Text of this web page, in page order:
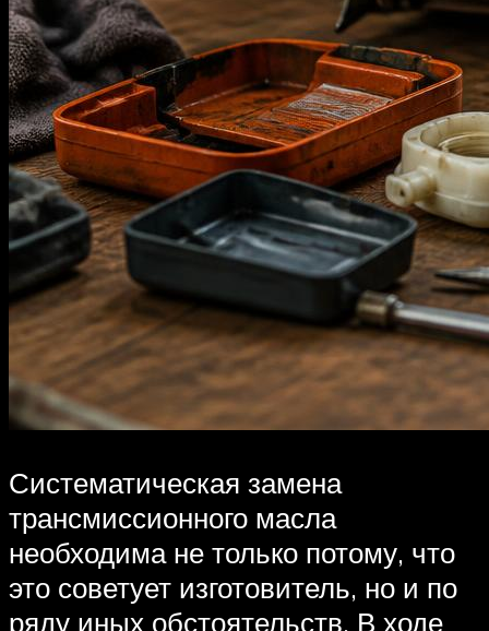
Систематическая замена
трансмиссионного масла
необходима не только потому, что
это советует изготовитель, но и по
ряду иных обстоятельств. В ходе